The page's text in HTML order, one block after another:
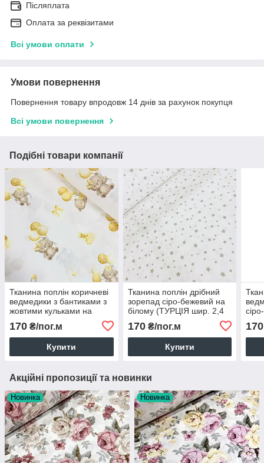
Післяплата
Оплата за реквізитами
Всі умови оплати
Умови повернення
Повернення товару впродовж 14 днів за рахунок покупця
Всі умови повернення
Подібні товари компанії
Тканина поплін коричневі
ведмедики з бантиками з
жовтими кульками на
білому (ТУРЦІЯ шир. 2,4
м) (R-FR-0867)
170 ₴/пог.м
Купити
Тканина поплін дрібний
зорепад сіро-бежевий на
білому (ТУРЦІЯ шир. 2,4
170₴/пог.м
Купити
2,4
170
Акційні пропозиції та новинки
Новинка Новинка